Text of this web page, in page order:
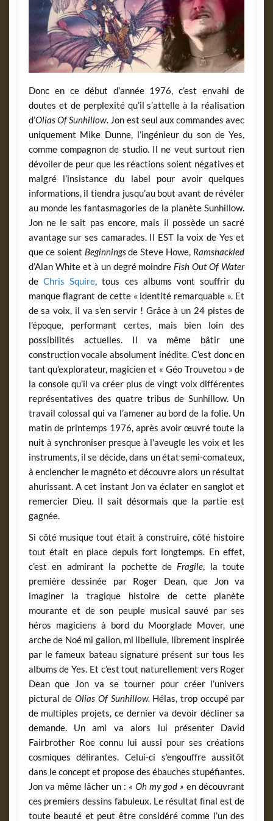
Donc en ce début d’année 1976, c’est envahi de
doutes et de perplexité qu’il s’attelle à la réalisation
d’Olias Of Sunhillow. Jon est seul aux commandes avec
uniquement Mike Dunne, l’ingénieur du son de Yes,
comme compagnon de studio. Il ne veut surtout rien
dévoiler de peur que les réactions soient négatives et
malgré l’insistance du label pour avoir quelques
informations, il tiendra jusqu’au bout avant de révéler
au monde les fantasmagories de la planète Sunhillow.
Jon ne le sait pas encore, mais il possède un sacré
avantage sur ses camarades. Il EST la voix de Yes et
que ce soient Beginningsde Steve Howe, Ramshackled
d’Alan White et à un degré moindre Fish Out Of Water
de Chris Squire, tous ces albums vont souffrir du
manque flagrant de cette « identité remarquable ». Et
de sa voix, il va s’en servir ! Grâce à un 24 pistes de
l’époque, performant certes, mais bien loin des
possibilités actuelles. Il va même bâtir une
construction vocale absolument inédite. C’est donc en
tant qu’explorateur, magicien et « Géo Trouvetou » de
la console qu’il va créer plus de vingt voix différentes
représentatives des quatre tribus de Sunhillow. Un
travail colossal qui va l’amener au bord de la folie. Un
matin de printemps 1976, après avoir œuvré toute la
nuit à synchroniser presque à l’aveugle les voix et les
instruments, il se décide, dans un état semi-comateux,
à enclencher le magnéto et découvre alors un résultat
ahurissant. A cet instant Jon va éclater en sanglot et
remercier Dieu. Il sait désormais que la partie est
gagnée.
Si côté musique tout était à construire, côté histoire
tout était en place depuis fort longtemps. En effet,
c’est en admirant la pochette de Fragile, la toute
première dessinée par Roger Dean, que Jon va
imaginer la tragique histoire de cette planète
mourante et de son peuple musical sauvé par ses
héros magiciens à bord du Moorglade Mover, une
arche de Noé mi galion, mi libellule, librement inspirée
par le fameux bateau signature présent sur tous les
albums de Yes. Et c’est tout naturellement vers Roger
Dean que Jon va se tourner pour créer l’univers
pictural de Olias Of Sunhillow. Hélas, trop occupé par
de multiples projets, ce dernier va devoir décliner sa
demande. Un ami va alors lui présenter David
Fairbrother Roe connu lui aussi pour ses créations
cosmiques délirantes. Celui-ci s’engouffre aussitôt
dans le concept et propose des ébauches stupéfiantes.
Jon va même lâcher un : « Oh my god » en découvrant
ces premiers dessins fabuleux. Le résultat final est de
toute beauté et peut être considéré comme l’un des